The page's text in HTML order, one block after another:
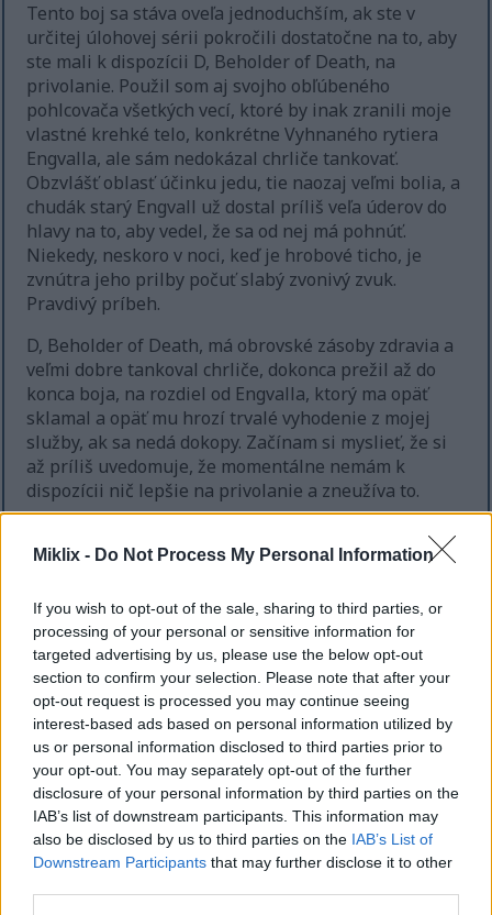
Miklix - Do Not Process My Personal Information
If you wish to opt-out of the sale, sharing to third parties, or
processing of your personal or sensitive information for
targeted advertising by us, please use the below opt-out
section to confirm your selection. Please note that after your
opt-out request is processed you may continue seeing
interest-based ads based on personal information utilized by
us or personal information disclosed to third parties prior to
your opt-out. You may separately opt-out of the further
disclosure of your personal information by third parties on the
IAB’s list of downstream participants. This information may
also be disclosed by us to third parties on the IAB’s List of
Downstream Participants that may further disclose it to other
Tento boj sa stáva oveľa jednoduchším, ak ste v
určitej úlohovej sérii pokročili dostatočne na to, aby
ste mali k dispozícii D, Beholder of Death, na
privolanie. Použil som aj svojho obľúbeného
pohlcovača všetkých vecí, ktoré by inak zranili moje
vlastné krehké telo, konkrétne Vyhnaného rytiera
Engvalla, ale sám nedokázal chrliče tankovať.
Obzvlášť oblasť účinku jedu, tie naozaj veľmi bolia, a
chudák starý Engvall už dostal príliš veľa úderov do
hlavy na to, aby vedel, že sa od nej má pohnúť.
Niekedy, neskoro v noci, keď je hrobové ticho, je
zvnútra jeho prilby počuť slabý zvonivý zvuk.
Pravdivý príbeh.
D, Beholder of Death, má obrovské zásoby zdravia a
veľmi dobre tankoval chrliče, dokonca prežil až do
konca boja, na rozdiel od Engvalla, ktorý ma opäť
sklamal a opäť mu hrozí trvalé vyhodenie z mojej
služby, ak sa nedá dokopy. Začínam si myslieť, že si
až príliš uvedomuje, že momentálne nemám k
dispozícii nič lepšie na privolanie a zneužíva to.
blízko je Guardian's Swordspear s Keen afinitou a
Longbow a Shortbow. Keď bolo toto video natočené,
mal som runovú úroveň 85. Nie som si istý, či sa to
všeobecne považuje za vhodné, ale obtiažnosť hry
sa mi zdá primeraná – chcem tú správnu strednú
úroveň, ktorá nie je otupujúca v ľahkom režime, ale
zároveň nie taká náročná, aby som bol na tom istom
bossovi uviaznutý celé hodiny, pretože to vôbec
nevidím zábavné.
Každopádne, toto je koniec videa o statočných
chrličoch. Ďakujem za sledovanie. Pozrite si kanál
alebo miklix.com, kde nájdete ďalšie videá. Môžete
dokonca zvážiť, že budete úplne úžasní, ak dáte lajk